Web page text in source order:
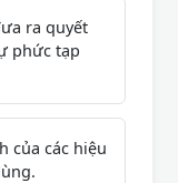
ra quyết
phức tạp
của các hiệu